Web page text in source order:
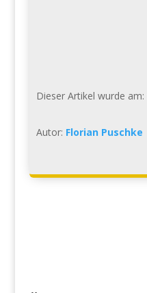
Dieser Artikel wurde am:
Autor: Florian Puschke